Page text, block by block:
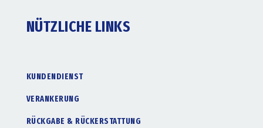
NÜTZLICHE LINKS
KUNDENDIENST
VERANKERUNG
RÜCKGABE & RÜCKERSTATTUNG